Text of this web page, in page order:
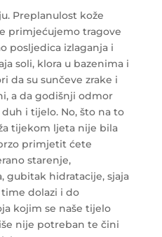
Preplanulost kože
primjećujemo tragove
posljedica izlaganja i
soli, klora u bazenima i
da su sunčeve zrake i
a da godišnji odmor
i tijelo. No, što na to
tijekom ljeta nije bila
primjetit ćete
starenje,
gubitak hidratacije, sjaja
time dolazi i do
kojim se naše tijelo
nije potreban te čini